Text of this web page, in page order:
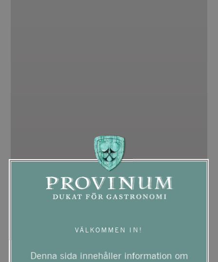
VÄLKOMMEN IN!
Denna sida innehåller information om